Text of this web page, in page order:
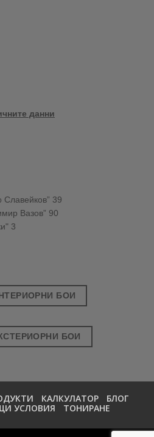
данни
39
Вазов” 90
3
БОИ
БОИ
КАЛКУЛАТОР
БЛОГ
УСЛОВИЯ ТОНИРАНЕ